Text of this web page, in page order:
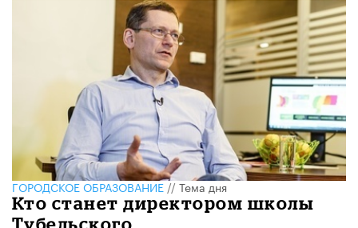
ГОРОДСКОЕ ОБРАЗОВАНИЕ//Тема дня
Кто станет директором школы
Тубельского